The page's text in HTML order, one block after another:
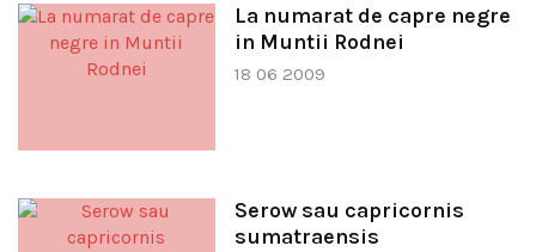
La numarat de capre negre
in Muntii Rodnei
18 06 2009
Serow sau capricornis
sumatraensis